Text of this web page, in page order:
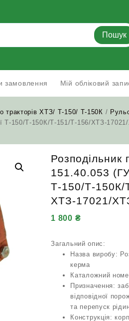
Пошук
замовлення Мій обліковий
тракторів ХТЗ/ Т-150/ Т-150К /
Т‑150/Т‑150К/Т‑151/Т‑156/
Розподільник
151.40.053
Т‑150/Т‑150К/
ХТЗ‑17021/
1 800 ₴
Загальний опис:
Назва виробу:
керма
Каталожний
Призначення:
відповідної
та перепуск
Конструкція: